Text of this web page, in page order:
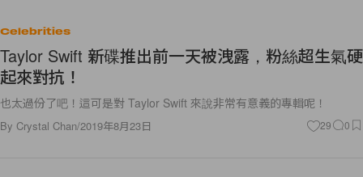
Celebrities
Taylor Swift 新碟推出前一天被洩露，粉絲超生氣硬
起來對抗！
也太過份了吧！這可是對 Taylor Swift 來說非常有意義的專輯呢！
By Crystal Chan/2019年8月23日 29 0